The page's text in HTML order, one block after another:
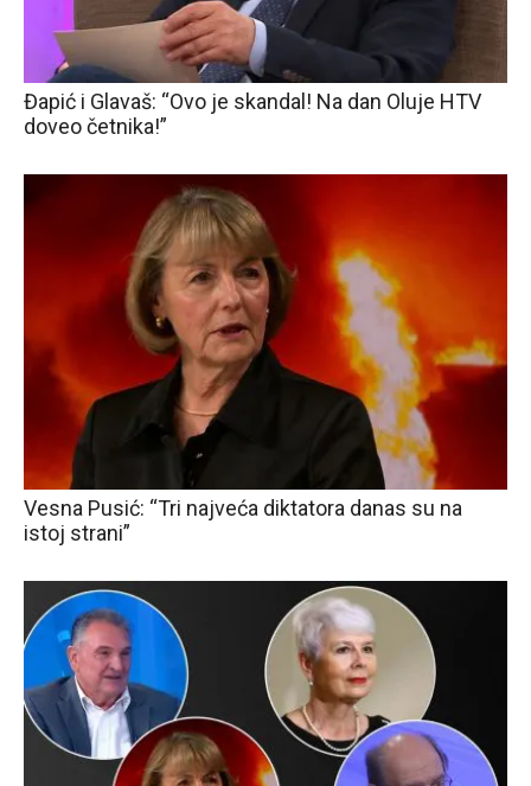
Đapić i Glavaš: “Ovo je skandal! Na dan Oluje HTV
doveo četnika!”
Vesna Pusić: “Tri najveća diktatora danas su na
istoj strani”